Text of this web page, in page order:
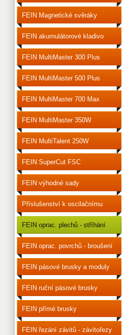
vrtačky
FEIN Magnetické svěráky
FEIN akumulátorové kladivo
vrtací
FEIN MultiMaster 300 Plus
FEIN MultiMaster 500 Plus
FEIN MultiMaster 700 Max
FEIN MultiMaster 350W
FEIN MultiTalent 250W
FEIN SuperCut FSC
FEIN výhodné sady
příslušenství
Příslušenství k oscilačnímu
nářadí
FEIN oprac. plechů - stříhání
FEIN oprac. povrchů - broušení
a leštění
FEIN pásové brusky a moduly
FEIN ruční pásové brusky
FEIN přímé brusky
FEIN řezání závitů - závitořezy